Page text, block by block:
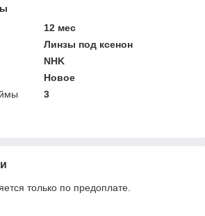
12 мес
Линзы под ксенон
NHK
Новое
3
только по предоплате.